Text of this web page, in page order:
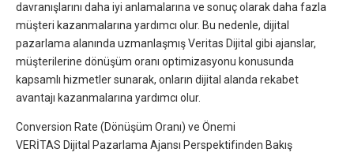
davranışlarını daha iyi anlamalarına ve sonuç olarak daha fazla
müşteri kazanmalarına yardımcı olur. Bu nedenle, dijital
pazarlama alanında uzmanlaşmış Veritas Dijital gibi ajanslar,
müşterilerine dönüşüm oranı optimizasyonu konusunda
kapsamlı hizmetler sunarak, onların dijital alanda rekabet
avantajı kazanmalarına yardımcı olur.
Conversion Rate (Dönüşüm Oranı) ve Önemi
VERİTAS Dijital Pazarlama Ajansı Perspektifinden Bakış